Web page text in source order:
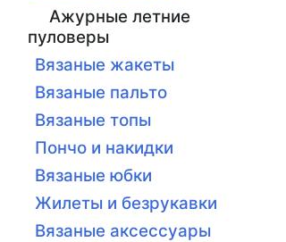
Ажурные летние
пуловеры
Вязаные жакеты
Вязаные пальто
Вязаные топы
Пончо и накидки
Вязаные юбки
Жилеты и безрукавки
Вязаные аксессуары